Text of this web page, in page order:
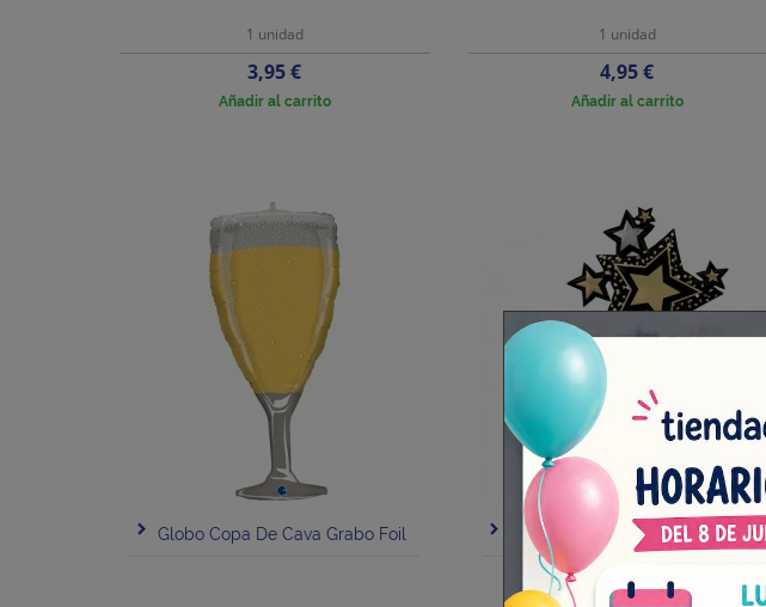
1 unidad
Precio
3,95 €
Añadir al carrito
1 unidad
Precio
4,95 €
Añadir al carrito
Globo Copa De Cava Grabo Foil Globo Estrellas AIRLOONZ Foil